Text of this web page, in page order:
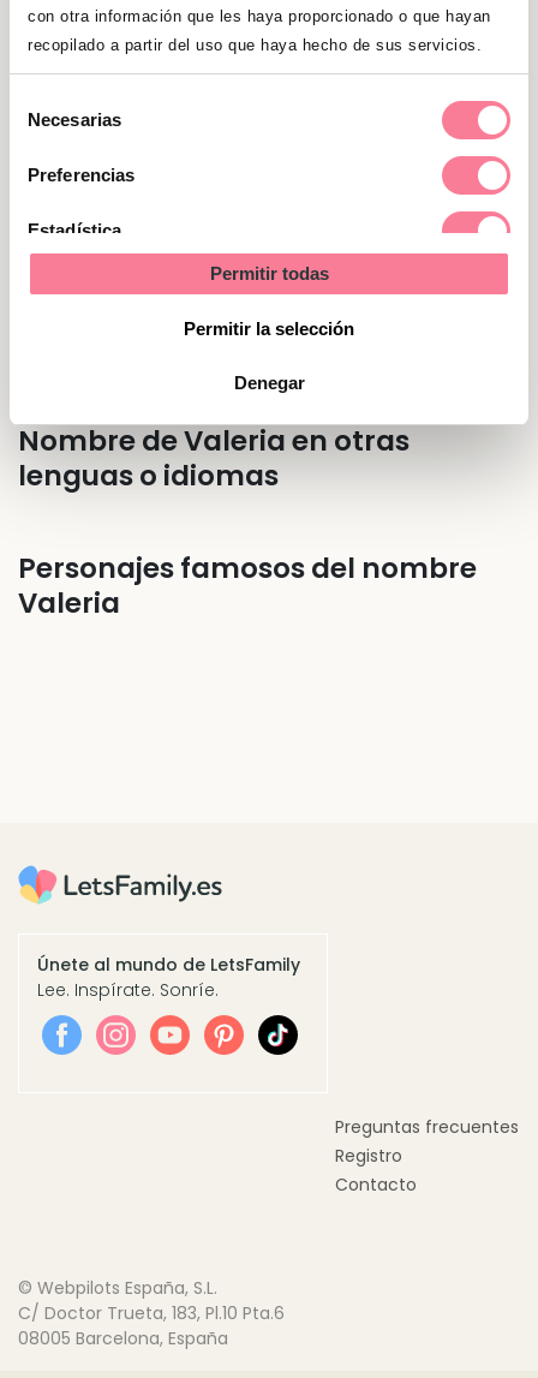
con otra información que les haya proporcionado o que hayan
recopilado a partir del uso que haya hecho de sus servicios.
Necesarias
Preferencias
Estadística
Permitir todas
Permitir la selección
Denegar
Significado de "Valeria"
Como dice su significado, Valeria es una
mujer fuerte que se echa todo lo que venga a
la espalda. Se concentra mucho en lo que
hace, por eso a veces la cuesta escuchar a
los demás y aceptar sus consejos. Sin
embargo, ella siempre está dispuesta a
Nombre de Valeria en otras
lenguas o idiomas
Personajes famosos del nombre
Valeria
Únete al mundo de LetsFamily
Lee. Inspírate. Sonríe.
Preguntas frecuentes
Registro
Contacto
© Webpilots España, S.L.
C/ Doctor Trueta, 183, Pl.10 Pta.6
08005 Barcelona, España